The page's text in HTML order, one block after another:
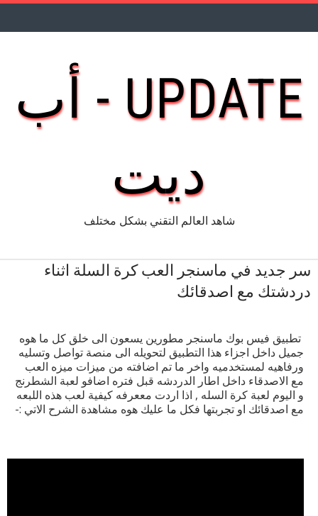
UPDATE - أب
ديت
شاهد العالم التقني بشكل مختلف
سر جديد في ماسنجر العب كرة السلة اثناء
دردشتك مع اصدقائك
تطبيق فيس بوك ماسنجر مطورين يسعون الى خلق كل ما هوه
جميل داخل اجزاء هذا التطبيق لتحويله الى منصة تواصل وتسليه
ورفاهيه لمستخدميه واخر ما تم اضافته من ميزات ميزه العب
مع الاصدقاء داخل اطار الدردشه قبل فتره اضافو لعبة الشطرنج
و اليوم لعبة كرة السله , اذا اردت مععرفه كيفية لعب هذه اللبعه
مع اصدقائك او تجربتها فكل ما عليك هوه مشاهدة الشرح الاتي :-